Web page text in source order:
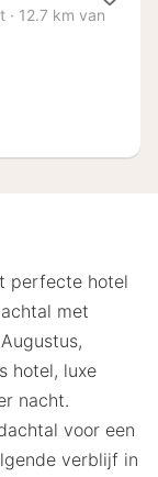
· 12.7 km van
perfecte hotel
met
hotel, luxe
nacht.
voor een
verblijf in